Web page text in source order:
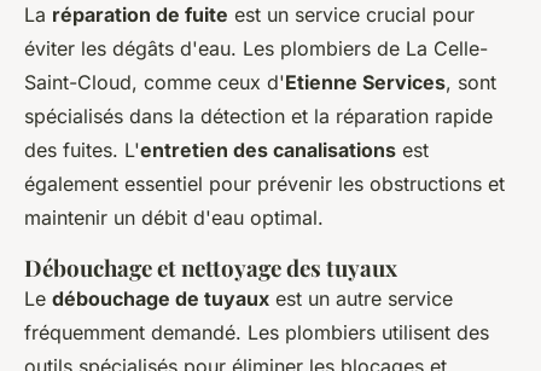
La réparation de fuite est un service crucial pour
éviter les dégâts d'eau. Les plombiers de La Celle-
Saint-Cloud, comme ceux d'Etienne Services, sont
spécialisés dans la détection et la réparation rapide
des fuites. L'entretien des canalisations est
également essentiel pour prévenir les obstructions et
maintenir un débit d'eau optimal.
Débouchage et nettoyage des tuyaux
Le débouchage de tuyaux est un autre service
fréquemment demandé. Les plombiers utilisent des
outils spécialisés pour éliminer les blocages et